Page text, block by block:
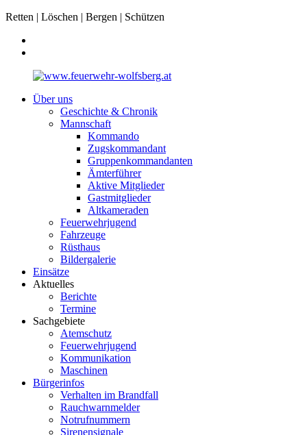
Retten | Löschen | Bergen | Schützen
Über uns
Geschichte & Chronik
Mannschaft
Kommando
Zugskommandant
Gruppenkommandanten
Ämterführer
Aktive Mitglieder
Gastmitglieder
Altkameraden
Feuerwehrjugend
Fahrzeuge
Rüsthaus
Bildergalerie
Einsätze
Aktuelles
Berichte
Termine
Sachgebiete
Atemschutz
Feuerwehrjugend
Kommunikation
Maschinen
Bürgerinfos
Verhalten im Brandfall
Rauchwarnmelder
Notrufnummern
Sirenensignale